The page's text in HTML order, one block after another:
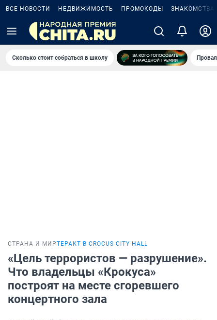
ВСЕ НОВОСТИ НЕДВИЖИМОСТЬ ПРОМОКОДЫ ЗНАКОМСТВА
Сколько стоит собраться в школу
СТРАНА И МИРТЕРАКТ В CROCUS CITY HALL
«Цель террористов — разрушение».
Что владельцы «Крокуса»
построят на месте сгоревшего
концертного зала